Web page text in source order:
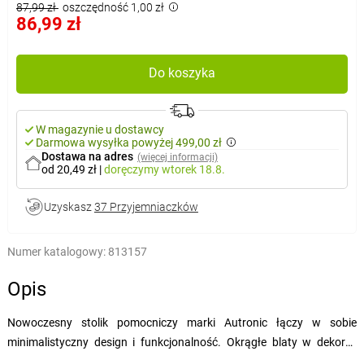
87,99 zł oszczędność 1,00 zł
86,99 zł
Do koszyka
W magazynie u dostawcy
Darmowa wysyłka powyżej 499,00 zł
Dostawa na adres (więcej informacji)
od 20,49 zł |doręczymywtorek 18.8.
Uzyskasz 37 Przyjemniaczków
Numer katalogowy: 813157
Opis
Nowoczesny stolik pomocniczy marki Autronic łączy w sobie
minimalistyczny design i funkcjonalność. Okrągłe blaty w dekorze